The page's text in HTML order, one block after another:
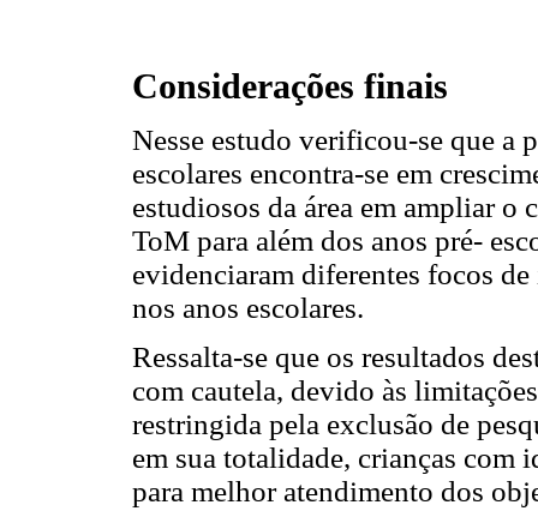
Considerações finais
Nesse estudo verificou-se que a
escolares encontra-se em
estudiosos da área em ampliar
ToM para além dos anos pré-
evidenciaram diferentes focos
nos anos escolares.
Ressalta-se que os resultados
com cautela, devido às
restringida pela exclusão de
em sua totalidade, crianças com
para melhor atendimento dos